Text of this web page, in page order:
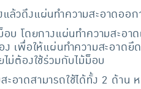
ล้วดึงแผ่นทำความสะอาดออ
อบ โดยกางแผ่นทำความสะอ
เพื่อให้แผ่นทำความสะอาด
ไม่ต้องใช้ร่วมกับไม้ม็อบ
ะอาดสามารถใช้ได้ทั้ง 2 ด้าน